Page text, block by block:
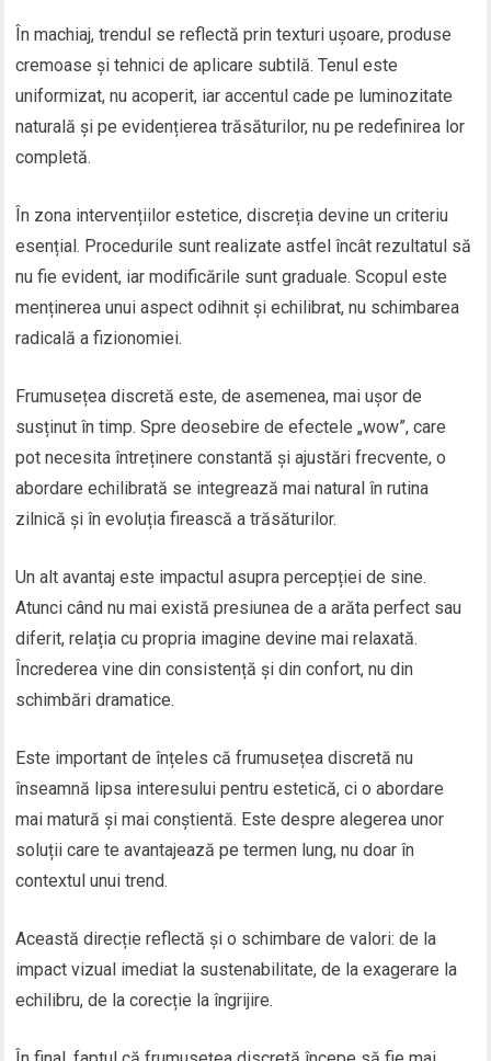
În machiaj, trendul se reflectă prin texturi ușoare, produse
cremoase și tehnici de aplicare subtilă. Tenul este
uniformizat, nu acoperit, iar accentul cade pe luminozitate
naturală și pe evidențierea trăsăturilor, nu pe redefinirea lor
completă.
În zona intervențiilor estetice, discreția devine un criteriu
esențial. Procedurile sunt realizate astfel încât rezultatul să
nu fie evident, iar modificările sunt graduale. Scopul este
menținerea unui aspect odihnit și echilibrat, nu schimbarea
radicală a fizionomiei.
Frumusețea discretă este, de asemenea, mai ușor de
susținut în timp. Spre deosebire de efectele „wow”, care
pot necesita întreținere constantă și ajustări frecvente, o
abordare echilibrată se integrează mai natural în rutina
zilnică și în evoluția firească a trăsăturilor.
Un alt avantaj este impactul asupra percepției de sine.
Atunci când nu mai există presiunea de a arăta perfect sau
diferit, relația cu propria imagine devine mai relaxată.
Încrederea vine din consistență și din confort, nu din
schimbări dramatice.
Este important de înțeles că frumusețea discretă nu
înseamnă lipsa interesului pentru estetică, ci o abordare
mai matură și mai conștientă. Este despre alegerea unor
soluții care te avantajează pe termen lung, nu doar în
contextul unui trend.
Această direcție reflectă și o schimbare de valori: de la
impact vizual imediat la sustenabilitate, de la exagerare la
echilibru, de la corecție la îngrijire.